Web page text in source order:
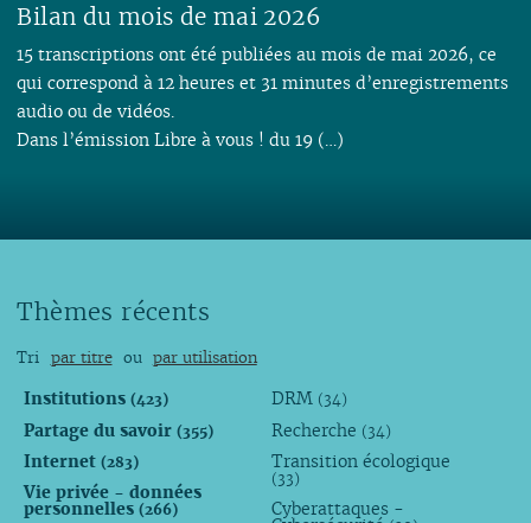
Bilan du mois de mai 2026
15 transcriptions ont été publiées au mois de mai 2026, ce
qui correspond à 12 heures et 31 minutes d’enregistrements
audio ou de vidéos.
Dans l’émission Libre à vous ! du 19 (…)
Thèmes récents
Tri par titre ou par utilisation
Institutions (423)
Partage du savoir (355)
Internet (283)
Vie privée - données
personnelles (266)
DRM (34)
Recherche (34)
Transition écologique
(33)
Cyberattaques -